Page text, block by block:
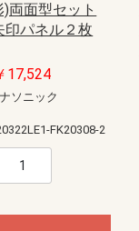
)両面型セット
印パネル２枚
17,524
ソニック
FK20308-2